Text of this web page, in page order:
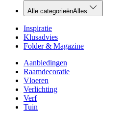
Alle categorieënAlles
Inspiratie
Klusadvies
Folder & Magazine
Aanbiedingen
Raamdecoratie
Vloeren
Verlichting
Verf
Tuin